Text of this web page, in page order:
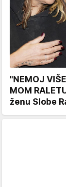
"NEMOJ
MOM
ženu Slobe